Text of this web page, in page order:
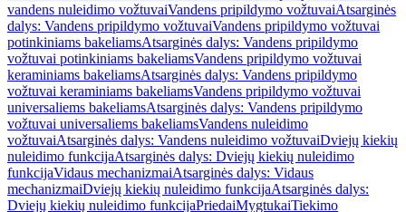
vandens nuleidimo vožtuvaiVandens pripildymo vožtuvaiAtsarginės
dalys: Vandens pripildymo vožtuvaiVandens pripildymo vožtuvai
potinkiniams bakeliamsAtsarginės dalys: Vandens pripildymo
vožtuvai potinkiniams bakeliamsVandens pripildymo vožtuvai
keraminiams bakeliamsAtsarginės dalys: Vandens pripildymo
vožtuvai keraminiams bakeliamsVandens pripildymo vožtuvai
universaliems bakeliamsAtsarginės dalys: Vandens pripildymo
vožtuvai universaliems bakeliamsVandens nuleidimo
vožtuvaiAtsarginės dalys: Vandens nuleidimo vožtuvaiDviejų kiekių
nuleidimo funkcijaAtsarginės dalys: Dviejų kiekių nuleidimo
funkcijaVidaus mechanizmaiAtsarginės dalys: Vidaus
mechanizmaiDviejų kiekių nuleidimo funkcijaAtsarginės dalys:
Dviejų kiekių nuleidimo funkcijaPriedaiMygtukaiTiekimo